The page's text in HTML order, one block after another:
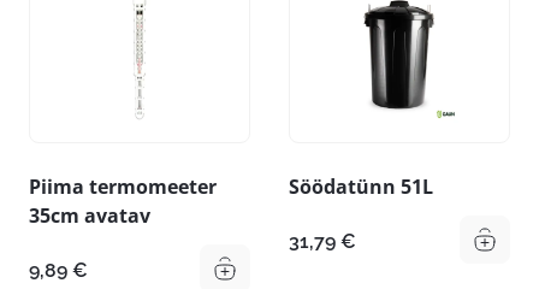
Piima termomeeter
35cm avatav
9,89 €
Söödatünn 51L
31,79 €